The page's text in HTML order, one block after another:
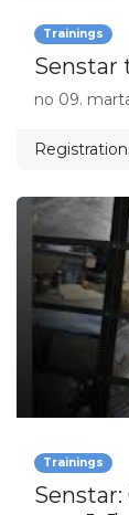
Trainings
Senstar
no 09.
Trainings